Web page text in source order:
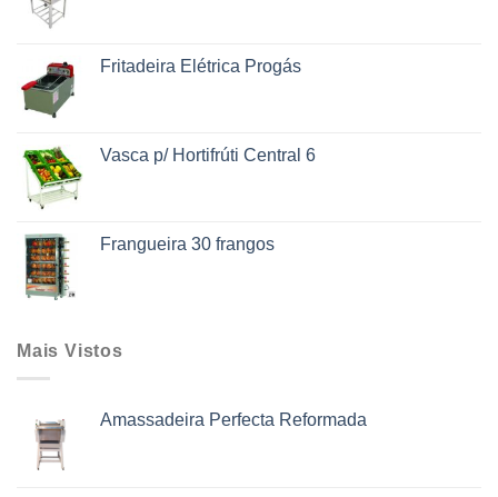
Fritadeira Elétrica Progás
Vasca p/ Hortifrúti Central 6
Frangueira 30 frangos
Mais Vistos
Amassadeira Perfecta Reformada